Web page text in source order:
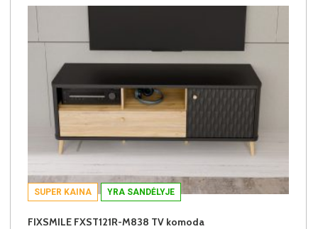
SUPER KAINA YRA SANDĖLYJE
FIXSMILE FXST121R-M838 TV komoda